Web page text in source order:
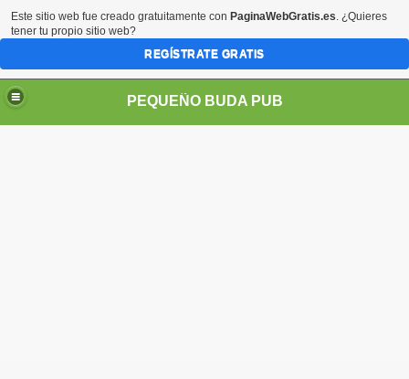
PEQUEÑO BUDA PUB
Este sitio web fue creado gratuitamente con PaginaWebGratis.es. ¿Quieres
tener tu propio sitio web?
REGÍSTRATE GRATIS